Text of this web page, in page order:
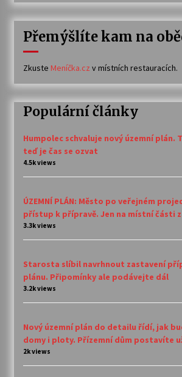
Přemýšlíte kam na
Zkuste Meníčka.cz v místních restauracích.
Populární články
Humpolec schvaluje nový územní plán.
teď je čas se ozvat
4.5k views
ÚZEMNÍ PLÁN: Město po veřejném
přístup k přípravě. Jen na místní části
3.3k views
Starosta slíbil navrhnout zastavení
plánu. Připomínky ale podávejte dál
3.2k views
Nový územní plán do detailu řídí, jak
domy i ploty. Přízemní dům postavíte
2k views